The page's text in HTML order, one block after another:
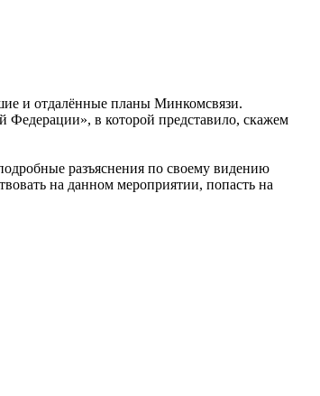
и отдалённые планы Минкомсвязи.
Федерации», в которой представило, скажем
разъяснения по своему видению
на данном мероприятии, попасть на